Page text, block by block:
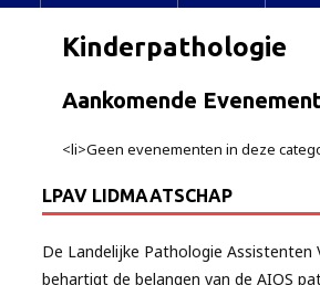
E
Kinderpathologie
Aankomende
<li>Geen evenementen in deze
LPAV LIDMAATSCHAP
De Landelijke Pathologie Assistenten
behartigt de belangen van de AIOS